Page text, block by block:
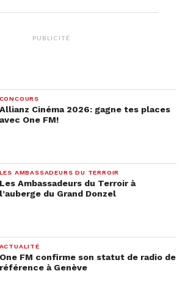
PUBLICITÉ
CONCOURS
Allianz Cinéma 2026: gagne tes places
avec One FM!
LES AMBASSADEURS DU TERROIR
Les Ambassadeurs du Terroir à
l’auberge du Grand Donzel
ACTUALITÉ
One FM confirme son statut de radio de
référence à Genève